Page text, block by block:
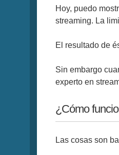
Hoy, puedo
streaming. La
El resultado de
Sin embargo
experto en
¿Cómo
Las cosas son